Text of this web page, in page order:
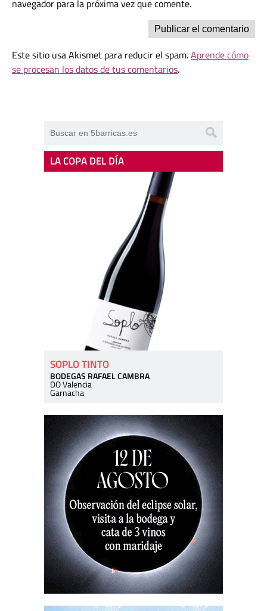
navegador para la próxima vez que comente.
Este sitio usa Akismet para reducir el spam.Aprende cómo
se procesan los datos de tus comentarios.
LA COPA DEL DÍA
SOPLO TINTO
BODEGAS RAFAEL CAMBRA
DO Valencia
Garnacha